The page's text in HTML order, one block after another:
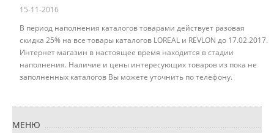
15-11-2016
В период наполнения каталогов товарами действует разовая
скидка 25% на все товары каталогов LOREAL и REVLON до 17.02.2017.
Интернет магазин в настоящее время находится в стадии
наполнения. Наличие и цены интересующих товаров из пока не
заполненных каталогов Вы можете уточнить по телефону.
МЕНЮ